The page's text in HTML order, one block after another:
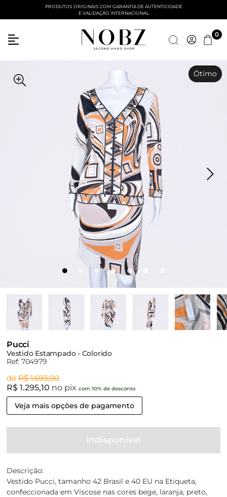
PRODUTOS ORIGINAIS COM GARANTIA DE AUTENTICIDADE
E VALIDAÇÃO INTERNACIONAL
0
Ótimo
Pucci
Vestido Estampado - Colorido
Ref: 704979
de R$ 1.693,00
R$ 1.295,10 no pix com 10% de desconto
Veja mais opções de pagamento
Indisponível
Descrição:
Vestido Pucci, tamanho 42 Brasil e 40 EU na Etiqueta,
confeccionada em Viscose nas cores bege, laranja, preto,